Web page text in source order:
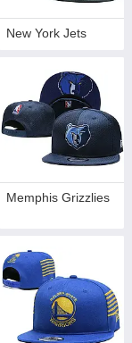
New York Jets
Memphis Grizzlies